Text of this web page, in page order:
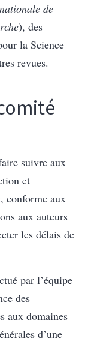
de
), des
la Science
revues.
suivre aux
et
conforme aux
aux auteurs
les délais de
par l’équipe
des
aux domaines
d’une